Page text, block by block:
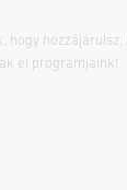
hogy
el programjaink!